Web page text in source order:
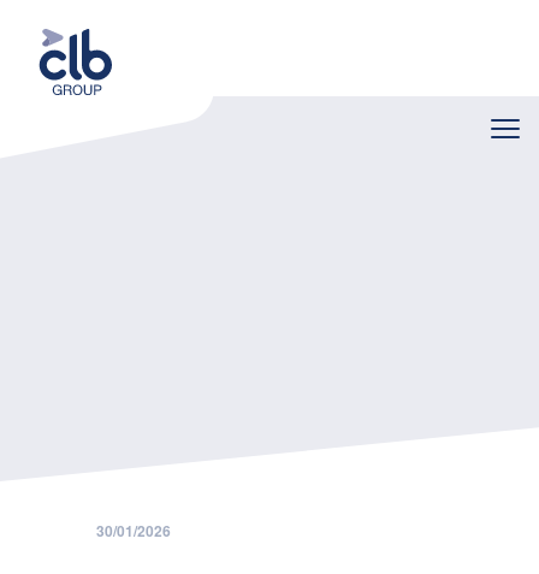
30/01/2026